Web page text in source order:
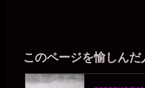
このページを愉しん